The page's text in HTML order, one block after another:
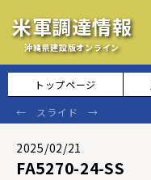
米軍調達情報
沖縄県建設版オンライン
トップページ
2025/02/21
FA5270-24-SS